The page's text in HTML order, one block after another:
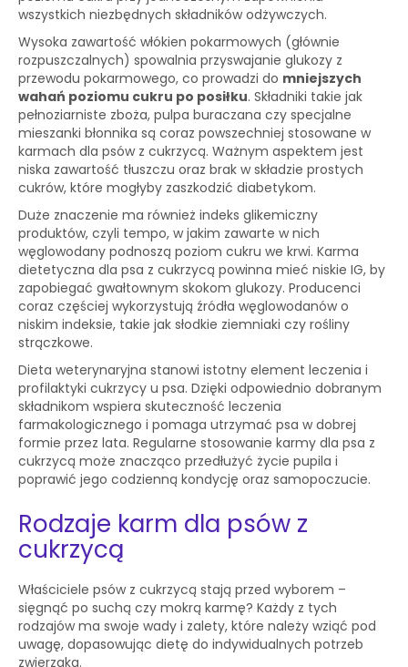
wszystkich niezbędnych składników odżywczych.
Wysoka zawartość włókien pokarmowych (głównie
rozpuszczalnych) spowalnia przyswajanie glukozy z
przewodu pokarmowego, co prowadzi do mniejszych
wahań poziomu cukru po posiłku. Składniki takie jak
pełnoziarniste zboża, pulpa buraczana czy specjalne
mieszanki błonnika są coraz powszechniej stosowane w
karmach dla psów z cukrzycą. Ważnym aspektem jest
niska zawartość tłuszczu oraz brak w składzie prostych
cukrów, które mogłyby zaszkodzić diabetykom.
Duże znaczenie ma również indeks glikemiczny
produktów, czyli tempo, w jakim zawarte w nich
węglowodany podnoszą poziom cukru we krwi. Karma
dietetyczna dla psa z cukrzycą powinna mieć niskie IG, by
zapobiegać gwałtownym skokom glukozy. Producenci
coraz częściej wykorzystują źródła węglowodanów o
niskim indeksie, takie jak słodkie ziemniaki czy rośliny
strączkowe.
Dieta weterynaryjna stanowi istotny element leczenia i
profilaktyki cukrzycy u psa. Dzięki odpowiednio dobranym
składnikom wspiera skuteczność leczenia
farmakologicznego i pomaga utrzymać psa w dobrej
formie przez lata. Regularne stosowanie karmy dla psa z
cukrzycą może znacząco przedłużyć życie pupila i
poprawić jego codzienną kondycję oraz samopoczucie.
Rodzaje karm dla psów z
cukrzycą
Właściciele psów z cukrzycą stają przed wyborem –
sięgnąć po suchą czy mokrą karmę? Każdy z tych
rodzajów ma swoje wady i zalety, które należy wziąć pod
uwagę, dopasowując dietę do indywidualnych potrzeb
zwierzaka.